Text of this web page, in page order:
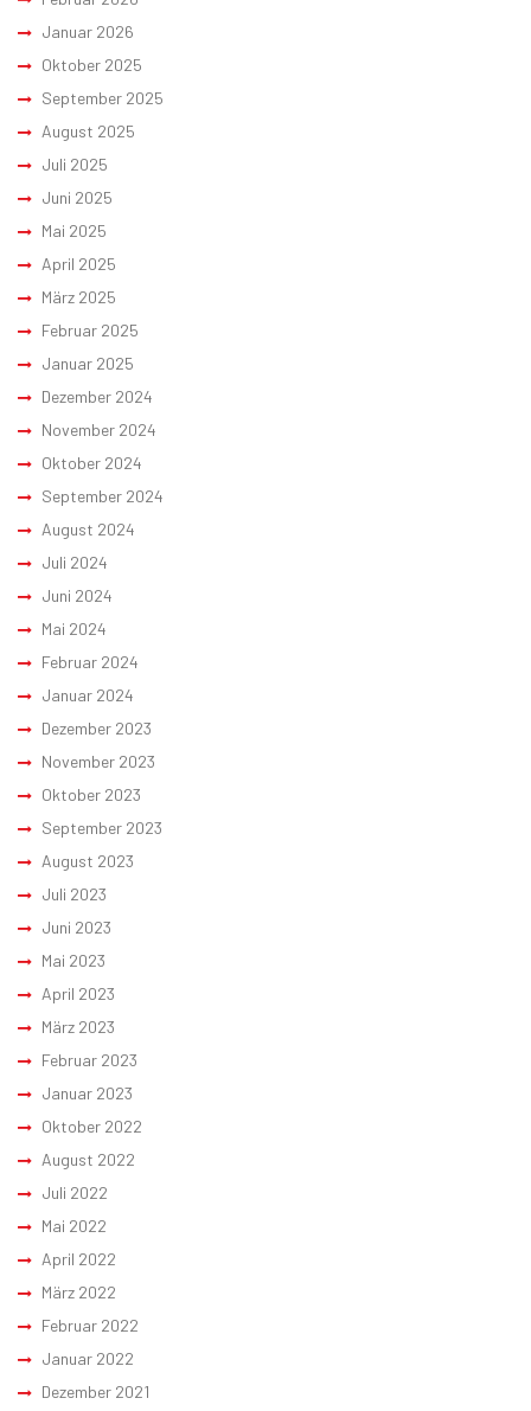
Januar 2026
Oktober 2025
September 2025
August 2025
Juli 2025
Juni 2025
Mai 2025
April 2025
März 2025
Februar 2025
Januar 2025
Dezember 2024
November 2024
Oktober 2024
September 2024
August 2024
Juli 2024
Juni 2024
Mai 2024
Februar 2024
Januar 2024
Dezember 2023
November 2023
Oktober 2023
September 2023
August 2023
Juli 2023
Juni 2023
Mai 2023
April 2023
März 2023
Februar 2023
Januar 2023
Oktober 2022
August 2022
Juli 2022
Mai 2022
April 2022
März 2022
Februar 2022
Januar 2022
Dezember 2021